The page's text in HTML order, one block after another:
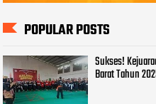
POPULAR POSTS
Sukses!
Barat Tahun